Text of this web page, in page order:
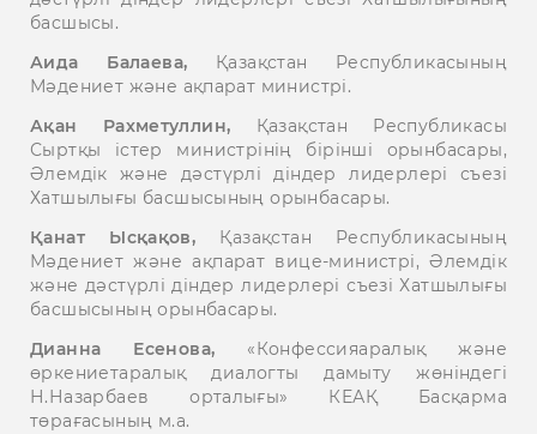
басшысы.
Аида Балаева, Қазақстан Республикасының
Мәдениет және ақпарат министрі.
Ақан Рахметуллин, Қазақстан Республикасы
Сыртқы істер министрінің бірінші орынбасары,
Әлемдік және дәстүрлі діндер лидерлері съезі
Хатшылығы басшысының орынбасары.
Қанат Ысқақов, Қазақстан Республикасының
Мәдениет және ақпарат вице-министрі, Әлемдік
және дәстүрлі діндер лидерлері съезі Хатшылығы
басшысының орынбасары.
Дианна Есенова, «Конфессияаралық және
өркениетаралық диалогты дамыту жөніндегі
Н.Назарбаев орталығы» КЕАҚ Басқарма
төрағасының м.а.